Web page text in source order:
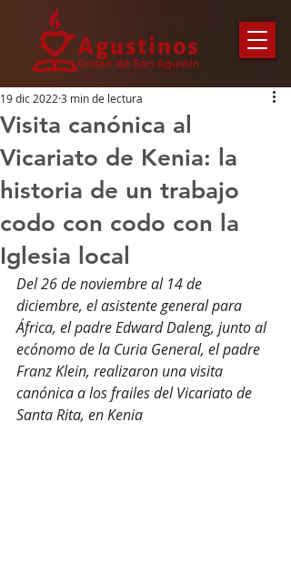
Visita canónica al
Vicariato de Kenia: la
historia de un trabajo
codo con codo con la
Iglesia local
19 dic 2022 3 min de lectura
Del 26 de noviembre al 14 de
diciembre, el asistente general para
África, el padre Edward Daleng, junto al
ecónomo de la Curia General, el padre
Franz Klein, realizaron una visita
canónica a los frailes del Vicariato de
Santa Rita, en Kenia